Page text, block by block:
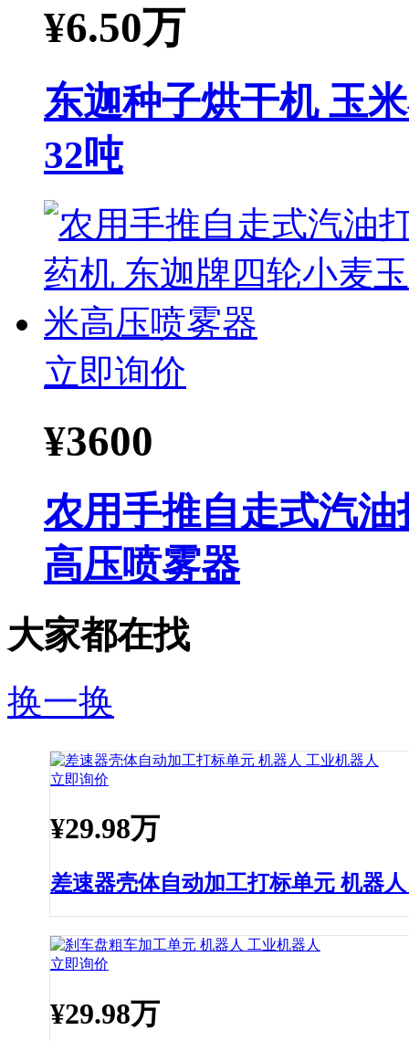
¥6.50万
东迦种子烘干机 玉
32吨
立即询价
¥3600
农用手推自走式汽
高压喷雾器
大家都在找
换一换
立即询价
¥29.98万
差速器壳体自动加工打标单元 机器
立即询价
¥29.98万